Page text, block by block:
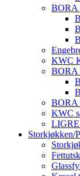
BORA
KWC
BORA
BORA
KWC
LIGRE
Storkjøkken/